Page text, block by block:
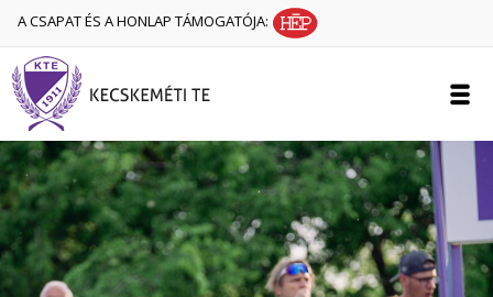
A CSAPAT ÉS A HONLAP TÁMOGATÓJA: